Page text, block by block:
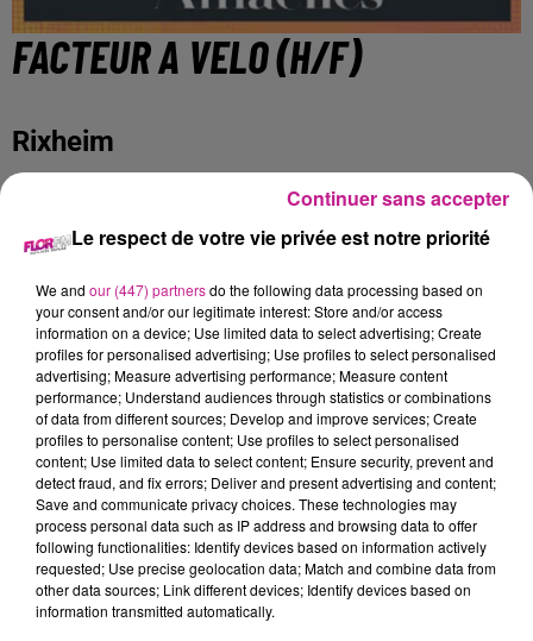
FACTEUR A VELO (H/F)
Rixheim
humaine. Nos métiers reposent sur le recrutement de
chez nos clients en intérim, en CDD ou en CDI. Fort d'un
réseau de 245 agences d'emploi de proximité en France,
Start People propose des opportunités dans tous les
secteurs d'activité et pour tout type de client.
L'agence START PEOPLE Mulhouse recherche pour un de
ses clients UN FACTEUR EN VELO (H/F) en intérim sur le
secteur de Rixheim.
Postes à pourvoir rapidement.
Vos missions:- Tri du courriers.
- Préparation du courriers pour votre tournée.
Le respect de votre vie privée est notre priorité
We and our (447) partnersdo the following data processing based on
your consent and/or our legitimate interest: Store and/or access
information on a device; Use limited data to select advertising; Create
profiles for personalised advertising; Use profiles to select personalised
advertising; Measure advertising performance; Measure content
performance; Understand audiences through statistics or combinations
of data from different sources; Develop and improve services; Create
profiles to personalise content; Use profiles to select personalised
content; Use limited data to select content; Ensure security, prevent and
detect fraud, and fix errors; Deliver and present advertising and content;
Save and communicate privacy choices. These technologies may
process personal data such as IP address and browsing data to offer
following functionalities: Identify devices based on information actively
requested; Use precise geolocation data; Match and combine data from
other data sources; Link different devices; Identify devices based on
information transmitted automatically.
Continuer sans accepter